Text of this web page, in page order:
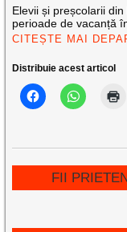
Elevii și preșcolarii
perioade de vacanță
CITEȘTE MAI
Distribuie acest articol
FII